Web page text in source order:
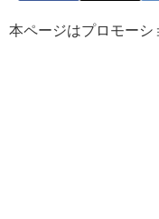
本ページはプロモーシ